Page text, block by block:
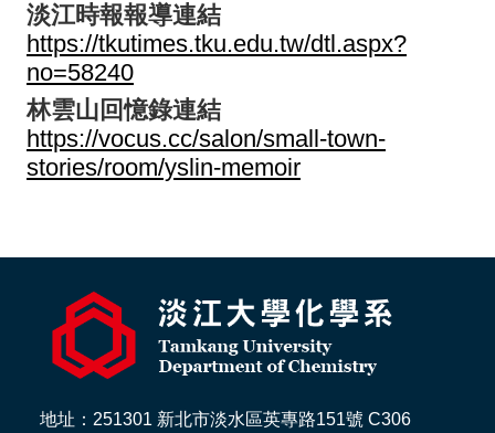
淡江時報報導連結
https://tkutimes.tku.edu.tw/dtl.aspx?
no=58240
林雲山回憶錄連結
https://vocus.cc/salon/small-town-
stories/room/yslin-memoir
地址：251301 新北市淡水區英專路151號 C306